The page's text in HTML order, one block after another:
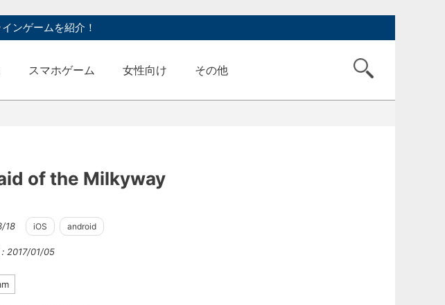
ンゲームを紹介！
スマホゲーム 女性向け その他
of the Milkyway
18 iOS android
2017/01/05